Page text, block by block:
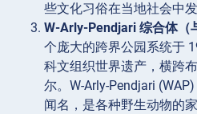
些文化习俗在当地社会中
W-Arly-Pendjari 综合体（
个庞大的跨界公园系统于
科文组织世界遗产，横跨
尔。W-Arly-Pendjari
闻名，是各种野生动物的